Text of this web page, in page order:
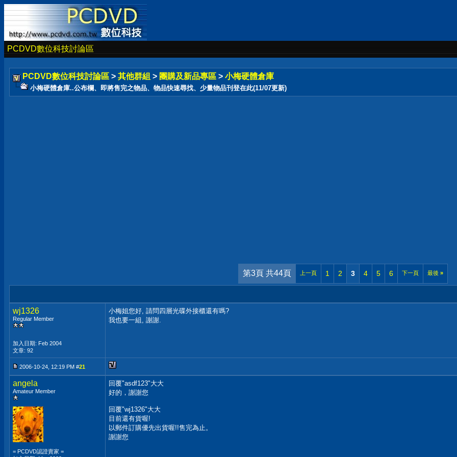
PCDVD數位科技討論區
PCDVD數位科技討論區 > 其他群組 > 團購及新品專區 > 小梅硬體倉庫
小梅硬體倉庫..公布欄、即將售完之物品、物品快速尋找、少量物品刊登在此(11/07更新)
第3頁 共44頁 上一頁 1 2 3 4 5 6 下一頁 最後 »
wj1326
Regular Member
加入日期: Feb 2004
文章: 92
小梅姐您好, 請問四層光碟外接櫃還有嗎?
我也要一組, 謝謝.
2006-10-24, 12:19 PM #21
angela
Amateur Member
= PCDVD認證賣家 =
回覆"asdf123"大大
好的，謝謝您
回覆"wj1326"大大
目前還有貨喔!
以郵件訂購優先出貨喔!!售完為止。
謝謝您